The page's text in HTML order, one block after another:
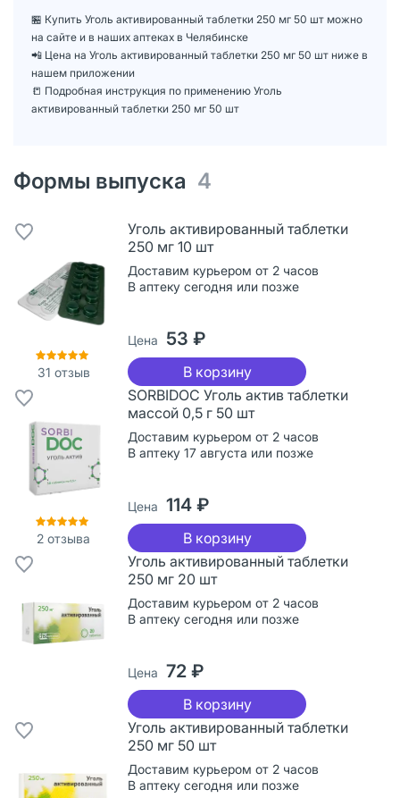
🏪 Купить Уголь активированный таблетки 250 мг 50 шт можно
на сайте и в наших аптеках в Челябинске
📲 Цена на Уголь активированный таблетки 250 мг 50 шт ниже в
нашем приложении
📒 Подробная инструкция по применению Уголь
активированный таблетки 250 мг 50 шт
Формы выпуска 4
31 отзыв
Уголь активированный таблетки
250 мг 10 шт
Доставим курьером от 2 часов
В аптеку сегодня или позже
Цена 53 ₽
В корзину
2 отзыва
SORBIDOC Уголь актив таблетки
массой 0,5 г 50 шт
Доставим курьером от 2 часов
В аптеку 17 августа или позже
Цена 114 ₽
В корзину
Уголь активированный таблетки
250 мг 20 шт
Доставим курьером от 2 часов
В аптеку сегодня или позже
Цена 72 ₽
В корзину
Уголь активированный таблетки
250 мг 50 шт
Доставим курьером от 2 часов
В аптеку сегодня или позже